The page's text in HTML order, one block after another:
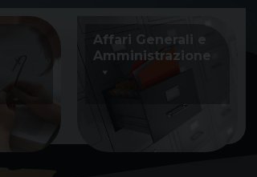
Affari Generali e
Amministrazione